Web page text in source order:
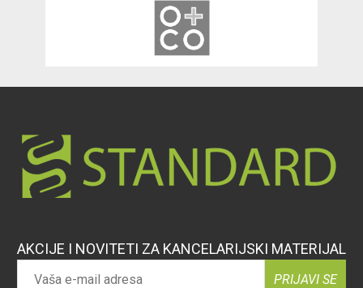
AKCIJE I NOVITETI ZA KANCELARIJSKI MATERIJAL
PRIJAVI SE